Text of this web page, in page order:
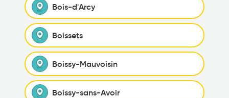
Bois-d'Arcy
Boissets
Boissy-Mauvoisin
Boissy-sans-Avoir